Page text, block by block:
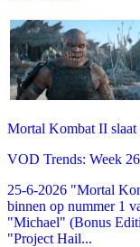
Mortal Kombat II
VOD Trends: Week
25-6-2026 "Mortal
binnen op nummer 1
"Michael" (Bonus
"Project Hail...